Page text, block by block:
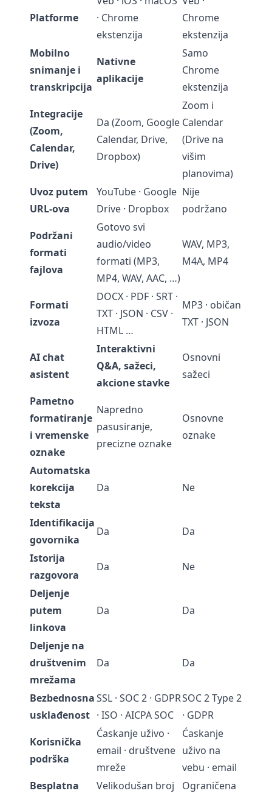
Platforme
· Chrome
ekstenzija
Chrome
ekstenzija
Mobilno
snimanje i
transkripcija
Nativne
aplikacije
Samo
Chrome
ekstenzija
Integracije
(Zoom,
Calendar,
Drive)
Da (Zoom, Google
Calendar, Drive,
Dropbox)
Zoom i
Calendar
(Drive na
višim
planovima)
Uvoz putem
URL-ova
YouTube · Google
Drive · Dropbox
Nije
podržano
Podržani
formati
fajlova
Gotovo svi
audio/video
formati (MP3,
MP4, WAV, AAC, …)
WAV, MP3,
M4A, MP4
Formati
izvoza
DOCX · PDF · SRT ·
TXT · JSON · CSV ·
HTML …
MP3 · običan
TXT · JSON
AI chat
asistent
Interaktivni
Q&A, sažeci,
akcione stavke
Osnovni
sažeci
Pametno
formatiranje
i vremenske
oznake
Napredno
pasusiranje,
precizne oznake
Osnovne
oznake
Automatska
korekcija
teksta
Da Ne
Identifikacija
govornika
Da
Da
Istorija
razgovora
Da
Ne
Deljenje
putem
linkova
Da Da
Deljenje na
društvenim
mrežama
Da Da
Bezbednosna
usklađenost
SSL · SOC 2 · GDPR
· ISO · AICPA SOC
SOC 2 Type 2
· GDPR
Korisnička
podrška
Ćaskanje uživo ·
email · društvene
mreže
Ćaskanje
uživo na
vebu · email
Besplatna
Velikodušan broj
Ograničena